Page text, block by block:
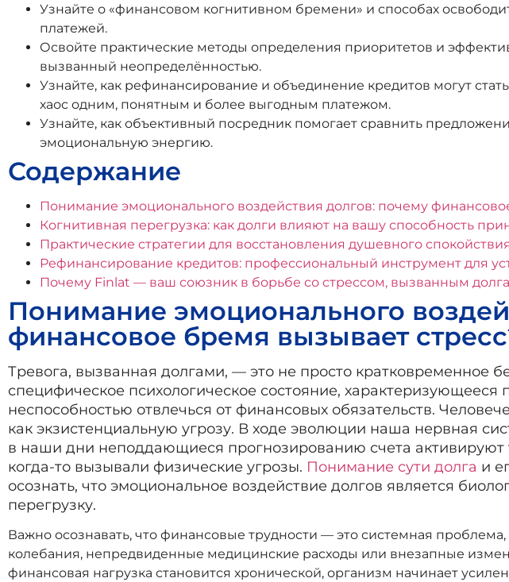
Узнайте о «финансовом когнитивном бремени» и способах
платежей.
Освойте практические методы определения приоритетов и
вызванный неопределённостью.
Узнайте, как рефинансирование и объединение кредитов могут
хаос одним, понятным и более выгодным платежом.
Узнайте, как объективный посредник помогает сравнить
эмоциональную энергию.
Содержание
Понимание эмоционального воздействия долгов: почему
Когнитивная перегрузка: как долги влияют на вашу способность
Практические стратегии для восстановления душевного
Рефинансирование кредитов: профессиональный инструмент для
Почему Finlat — ваш союзник в борьбе со стрессом, вызванным
Понимание эмоционального
финансовое бремя вызывает
Тревога, вызванная долгами, — это не просто кратковременное
специфическое психологическое состояние,
неспособностью отвлечься от финансовых обязательств.
как экзистенциальную угрозу. В ходе эволюции наша нервная
в наши дни неподдающиеся прогнозированию счета активируют
когда-то вызывали физические угрозы. Понимание сути долга и
осознать, что эмоциональное воздействие долгов является
перегрузку.
Важно осознавать, что финансовые трудности — это системная
колебания, непредвиденные медицинские расходы или внезапные
финансовая нагрузка становится хронической, организм начинает